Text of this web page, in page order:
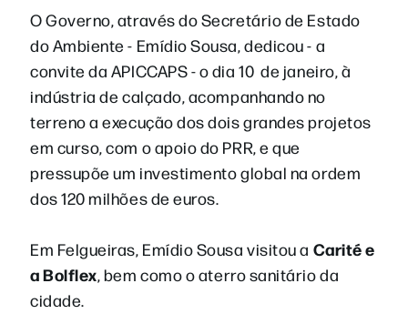
O Governo, através do Secretário de Estado
do Ambiente - Emídio Sousa, dedicou - a
convite da APICCAPS - o dia 10 de janeiro, à
indústria de calçado, acompanhando no
terreno a execução dos dois grandes projetos
em curso, com o apoio do PRR, e que
pressupõe um investimento global na ordem
dos 120 milhões de euros.
Em Felgueiras, Emídio Sousa visitou a Carité e
a Bolflex, bem como o aterro sanitário da
cidade.